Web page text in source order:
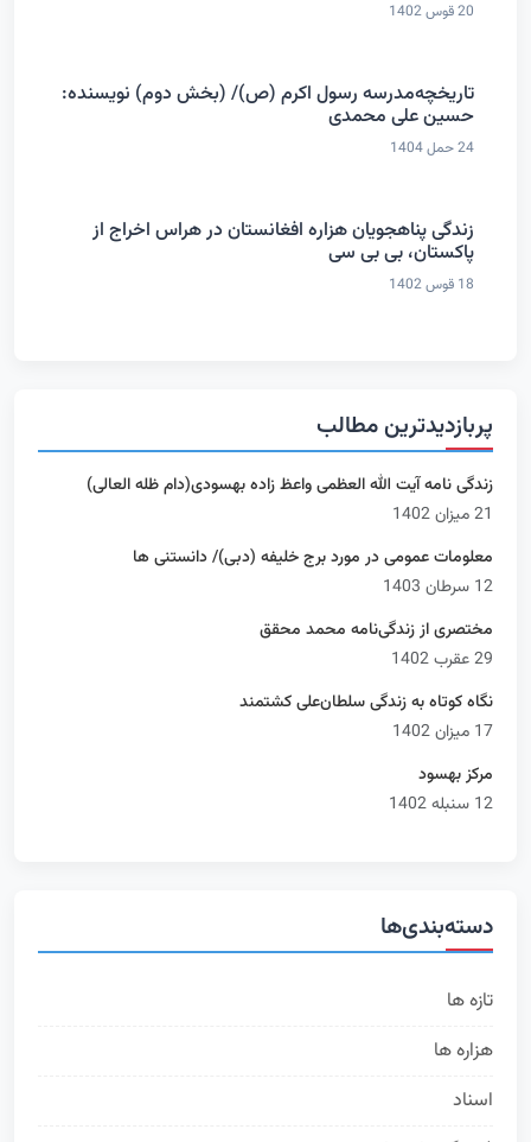
20 قوس 1402
تاریخچه‌مدرسه رسول اکرم (ص)/ (بخش دوم) نویسنده:
حسین علی محمدی
24 حمل 1404
زندگی پناهجویان هزاره افغانستان در هراس اخراج از
پاکستان، بی بی سی
18 قوس 1402
پربازدیدترین مطالب
زندگی نامه آیت الله العظمی واعظ زاده بهسودی(دام ظله العالی)
21 میزان 1402
معلومات عمومی در مورد برج خلیفه (دبی)/ دانستنی ها
12 سرطان 1403
مختصری از زندگی‌نامه محمد محقق
29 عقرب 1402
نگاه کوتاه به زندگی سلطان‌علی کشتمند
17 میزان 1402
مرکز بهسود
12 سنبله 1402
دسته‌بندی‌ها
تازه ها
هزاره ها
اسناد